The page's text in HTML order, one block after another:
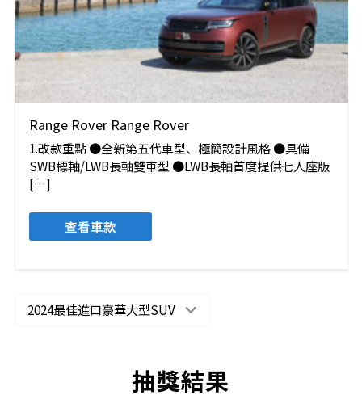
Range Rover Range Rover
1.改款重點 ●全新第五代車型、極簡設計風格 ●具備
SWB標軸/LWB長軸雙車型 ●LWB長軸首度提供七人座版
[…]
查看車款
2024最佳進口豪華大型SUV
抽獎結果